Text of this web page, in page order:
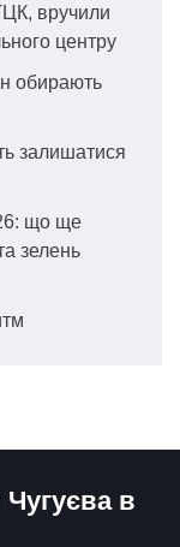
вручили
центру
обирають
залишатися
що ще
зелень
в